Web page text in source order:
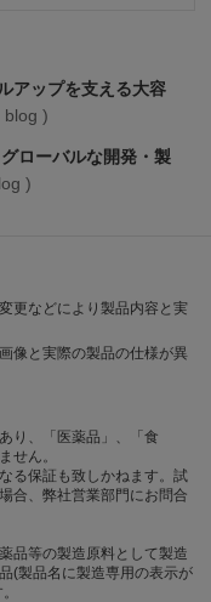
アップを支える大容
blog
ローバルな開発・製
更などにより製品内容と実
像と実際の製品の仕様が異
り、「医薬品」、「食
せん。
る保証も致しかねます。試
合、弊社営業部門にお問合
品等の製造原料として製造
(製品名に製造専用の表示が